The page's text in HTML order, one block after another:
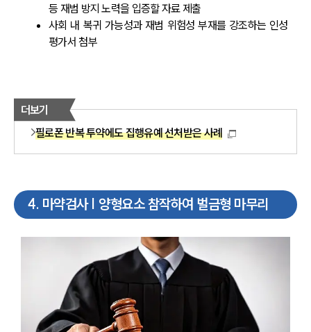
센터소개
대륜의 강점
글로벌 파트너 로펌
고객의 소리
통합검색
AI대륜
등 재범 방지 노력을 입증할 자료 제출
사회 내 복귀 가능성과 재범 위험성 부재를 강조하는 인성
평가서 첨부
더보기
필로폰 반복 투약에도 집행유예 선처받은 사례
4. 마약검사 | 양형요소 참작하여 벌금형 마무리